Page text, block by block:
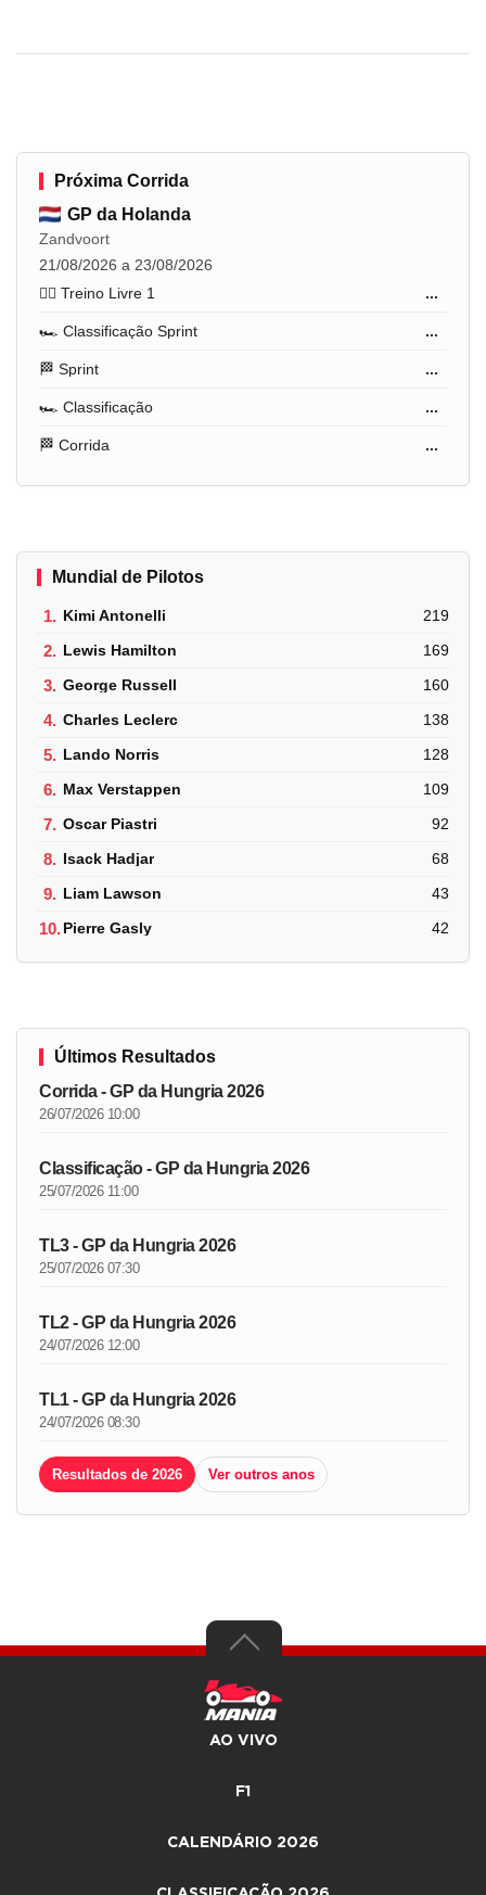
Próxima Corrida
GP da Holanda
Zandvoort
21/08/2026 a 23/08/2026
🏋️‍♂️ Treino Livre 1
...
🏎️ Classificação Sprint ...
🏁 Sprint ...
🏎️ Classificação ...
🏁 Corrida ...
Mundial de Pilotos
1. Kimi Antonelli 219
2. Lewis Hamilton 169
3. George Russell 160
4. Charles Leclerc 138
5. Lando Norris 128
6. Max Verstappen 109
7. Oscar Piastri 92
8. Isack Hadjar 68
9. Liam Lawson 43
10.Pierre Gasly 42
Últimos Resultados
Corrida - GP da Hungria 2026
26/07/2026 10:00
Classificação - GP da Hungria 2026
25/07/2026 11:00
TL3 - GP da Hungria 2026
25/07/2026 07:30
TL2 - GP da Hungria 2026
24/07/2026 12:00
TL1 - GP da Hungria 2026
24/07/2026 08:30
Resultados de 2026 Ver outros anos
AO VIVO
F1
CALENDÁRIO 2026